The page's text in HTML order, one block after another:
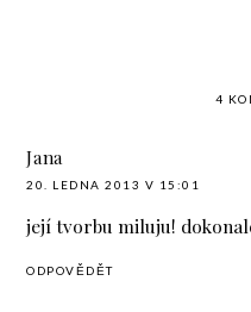
4
Jana
20. LEDNA 2013 V 15:01
její tvorbu miluju!
ODPOVĚDĚT